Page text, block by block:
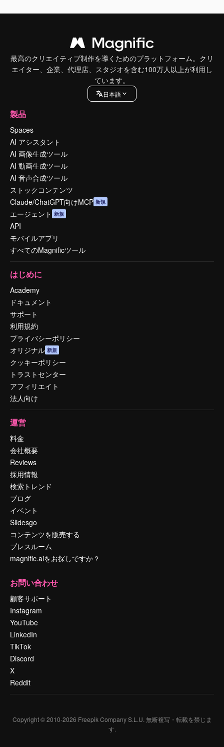
最高のクリエイティブ制作を導くためのプラットフォーム。クリ
エイター、企業、代理店、スタジオを含む100万人以上が利用し
ています。
日本語
製品
Spaces
AI アシスタント
AI 画像生成ツール
AI 動画生成ツール
AI 音声合成ツール
ストックコンテンツ
Claude/ChatGPT向けMCP 新規
エージェント 新規
API
モバイルアプリ
すべてのMagnificツール
はじめに
Academy
ドキュメント
サポート
利用規約
プライバシーポリシー
オリジナル 新規
クッキーポリシー
トラストセンター
アフィリエイト
法人向け
運営
料金
会社概要
Reviews
採用情報
検索トレンド
ブログ
イベント
Slidesgo
コンテンツを販売する
プレスルーム
magnific.aiをお探しですか？
お問い合わせ
顧客サポート
Instagram
YouTube
LinkedIn
TikTok
Discord
X
Reddit
Copyright © 2010-2026 Freepik Company S.L.U. 無断複写・転載を禁じま
す.